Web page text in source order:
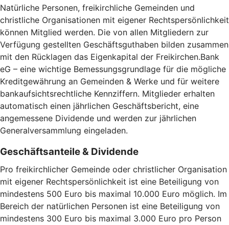
Natürliche Personen, freikirchliche Gemeinden und
christliche Organisationen mit eigener Rechtspersönlichkeit
können Mitglied werden. Die von allen Mitgliedern zur
Verfügung gestellten Geschäftsguthaben bilden zusammen
mit den Rücklagen das Eigenkapital der Freikirchen.Bank
eG – eine wichtige Bemessungsgrundlage für die mögliche
Kreditgewährung an Gemeinden & Werke und für weitere
bankaufsichtsrechtliche Kennziffern. Mitglieder erhalten
automatisch einen jährlichen Geschäftsbericht, eine
angemessene Dividende und werden zur jährlichen
Generalversammlung eingeladen.
Geschäftsanteile & Dividende
Pro freikirchlicher Gemeinde oder christlicher Organisation
mit eigener Rechtspersönlichkeit ist eine Beteiligung von
mindestens 500 Euro bis maximal 10.000 Euro möglich. Im
Bereich der natürlichen Personen ist eine Beteiligung von
mindestens 300 Euro bis maximal 3.000 Euro pro Person